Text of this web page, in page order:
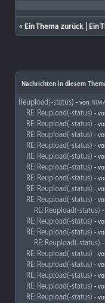
« Ein Thema zurück Ein
Nachrichten in diesem
Reupload(-status) - von
RE: Reupload(-status) -
RE: Reupload(-status) -
RE: Reupload(-status) -
RE: Reupload(-status) -
RE: Reupload(-status) -
RE: Reupload(-status) -
RE: Reupload(-status) -
RE: Reupload(-status) -
RE: Reupload(-status) -
RE: Reupload(-status) -
RE: Reupload(-status) -
RE: Reupload(-status) -
RE: Reupload(-status) -
RE: Reupload(-status) -
RE: Reupload(-status) -
RE: Reupload(-status) -
RE: Reupload(-status) -
RE: Reupload(-status) -